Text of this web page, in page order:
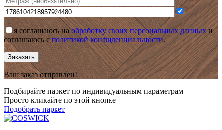
я соглашаюсь наобработку своих персональных данныхи
соглашаюсь сполитикой конфиденциальности.
Заказать
Ваш заказ отправлен!
Подбирайте паркет по индивидуальным параметрам
Просто кликайте по этой кнопке
Подобрать паркет